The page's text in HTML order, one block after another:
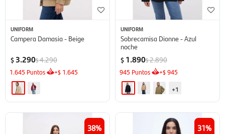
UNIFORM
Campera Damasia - Beige
$ 3.290$4.290
1.645 Puntos +$ 1.645
UNIFORM
Sobrecamisa Dionne - Azul
noche
$ 1.890$2.890
945 Puntos +$945
+1
38 31